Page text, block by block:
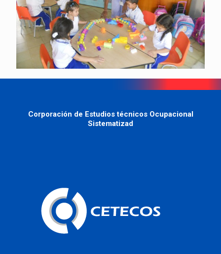
Corporación de Estudios técnicos Ocupacional
Sistematizad